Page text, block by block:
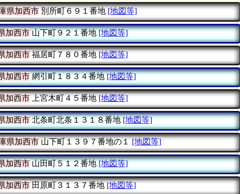
県加西市別所町６９１番地 [地図等]
加西市山下町９２１番地 [地図等]
加西市福居町７８０番地 [地図等]
加西市網引町１８３４番地 [地図等]
加西市上宮木町４５番地 [地図等]
加西市北条町北条１３１８番地 [地図等]
県加西市山下町１３９７番地の１ [地図等]
加西市山田町５１２番地 [地図等]
加西市田原町３１３７番地 [地図等]